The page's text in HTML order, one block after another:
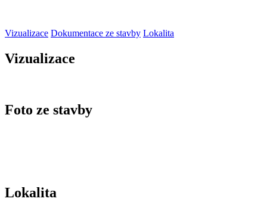
Vizualizace Dokumentace ze stavby Lokalita
Vizualizace
Foto ze stavby
Lokalita